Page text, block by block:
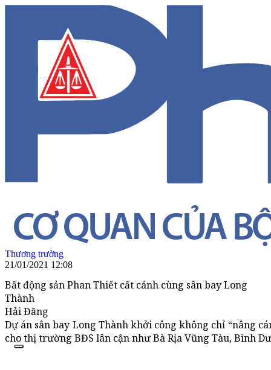
Thương trường
21/01/2021 12:08
Bất động sản Phan Thiết cất cánh cùng sân bay Long
Thành
Hải Đăng
Dự án sân bay Long Thành khởi công không chỉ “nâng
cho thị trường BĐS lân cận như Bà Rịa Vũng Tàu, Bình